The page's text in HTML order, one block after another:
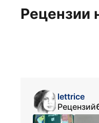
Рецензии
lettrice
Рецензий